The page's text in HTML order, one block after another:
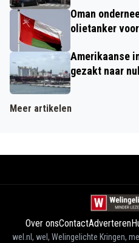
Oman
olietanker
Amerikaanse
gezakt naar
Meer artikelen
Over onsContactAdverteren
wel.nl, wel, Welingelichte Kringen,